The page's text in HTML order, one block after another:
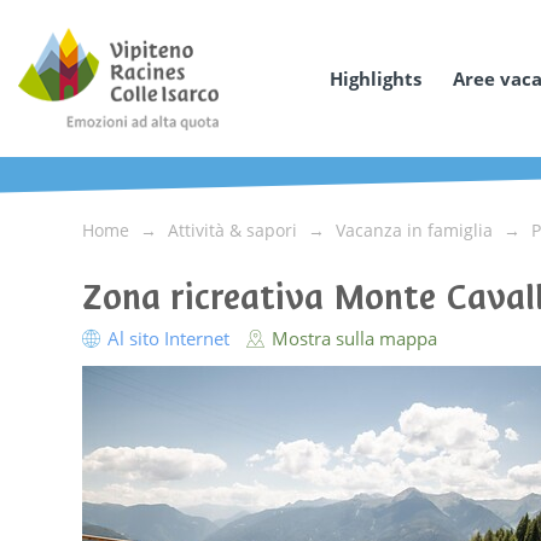
Highlights Aree
Home Attività & sapori Vacanza in famiglia
Zona ricreativa Monte
Al sito Internet Mostra sulla mappa